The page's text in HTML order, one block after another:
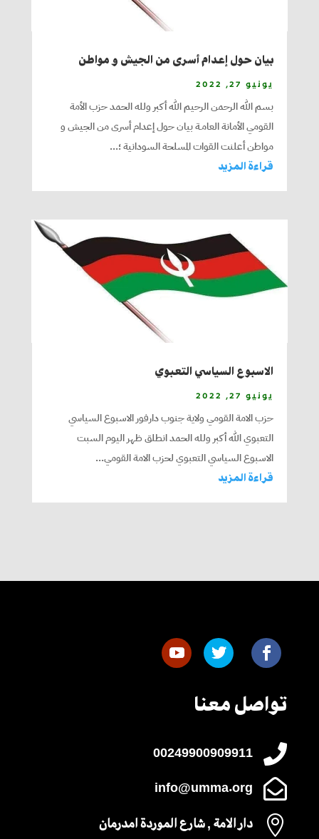
بيان حول إعدام أسرى من الجيش و مواطن
يونيو 27, 2022
بسم الله الرحمن الرحيم الله أكبر ولله الحمد حزب الأمة
القومي الأمانة العامـة بيان حول إعدام أسرى من الجيش و
مواطن أعلنت القوات المسلحة السودانية ؛...
قراءة المزيد
الاسبوع السياسي التعبوي
يونيو 27, 2022
حزب الامة القومي ولاية جنوب دارفور الاسبوع السياسي
التعبوي الله أكبر ولله الحمد انطلق ظهر اليوم السبت
الاسبوع السياسي التعبوي لحزب الامة القومي...
قراءة المزيد
تواصل معنا

00249900909911

info@umma.org
 دار الامة , شارع الموردة امدرمان